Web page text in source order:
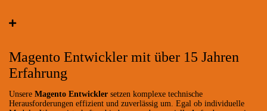
Magento Entwickler mit über 15 Jahren
Erfahrung
Unsere Magento Entwickler setzen komplexe technische
Herausforderungen effizient und zuverlässig um. Egal ob individuelle